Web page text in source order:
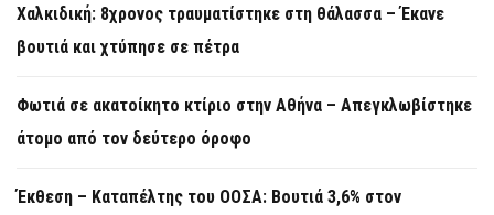
Χαλκιδική: 8χρονος τραυματίστηκε στη θάλασσα – Έκανε
βουτιά και χτύπησε σε πέτρα
Φωτιά σε ακατοίκητο κτίριο στην Αθήνα – Απεγκλωβίστηκε
άτομο από τον δεύτερο όροφο
Έκθεση – Καταπέλτης του ΟΟΣΑ: Βουτιά 3,6% στον